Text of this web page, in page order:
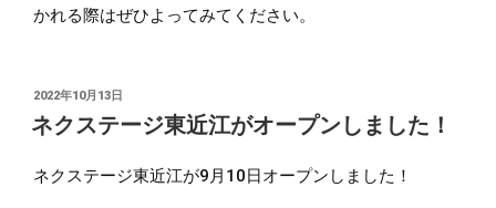
かれる際はぜひよってみてください。
投
稿
日:
2022年10月13日
ネクステージ東近江がオープンしました！
ネクステージ東近江が9月10日オープンしました！